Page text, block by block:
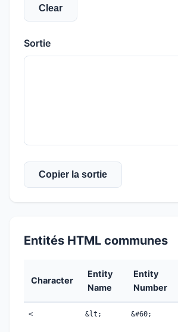
Clear
Sortie
Copier la sortie
Entités HTML communes
Character
Entity
Name
Entity
Number
< &lt; &#60;